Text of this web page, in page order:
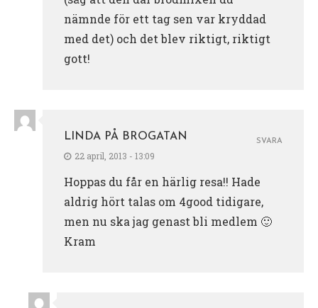
nämnde för ett tag sen var kryddad
med det) och det blev riktigt, riktigt
gott!
LINDA PÅ BROGATAN
22 april, 2013 - 13:09
Hoppas du får en härlig resa!! Hade
aldrig hört talas om 4good tidigare,
men nu ska jag genast bli medlem 🙂
Kram
SVARA